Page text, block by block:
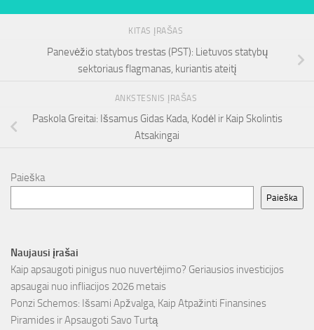
KITAS ĮRAŠAS
Panevėžio statybos trestas (PST): Lietuvos statybų
sektoriaus flagmanas, kuriantis ateitį
ANKSTESNIS ĮRAŠAS
Paskola Greitai: Išsamus Gidas Kada, Kodėl ir Kaip Skolintis
Atsakingai
Paieška
Paieška
Naujausi įrašai
Kaip apsaugoti pinigus nuo nuvertėjimo? Geriausios investicijos
apsaugai nuo infliacijos 2026 metais
Ponzi Schemos: Išsami Apžvalga, Kaip Atpažinti Finansines
Piramides ir Apsaugoti Savo Turtą